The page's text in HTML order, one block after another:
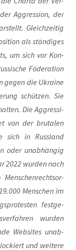
Aggres­si­on, der
Gleich­zei­tig
als stän­di­ges
um sich vor Kon­
Föde­ra­ti­on
gegen die Ukrai­ne
schüt­zen. Sie
Die Aggres­si­
von der bru­ta­len
sich in Russ­land
oder unab­hän­gig
2022 wur­den nach
Men­schen im
fest­ge­
wur­den
Web­sites unab­
und wei­te­re